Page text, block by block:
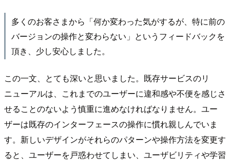
多くのお客さまから「何か変わった気がするが、特に前の
バージョンの操作と変わらない」というフィードバックを
頂き、少し安心しました。
この一文、とても深いと思いました。既存サービスのリ
ニューアルは、これまでのユーザーに違和感や不便を感じさ
せることのないよう慎重に進めなければなりません。ユー
ザーは既存のインターフェースの操作に慣れ親しんでいま
す。新しいデザインがそれらのパターンや操作方法を変更す
ると、ユーザーを戸惑わせてしまい、ユーザビリティや学習